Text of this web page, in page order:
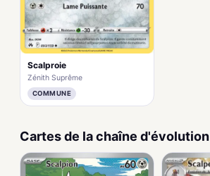
Scalproie
Zénith Suprême
COMMUNE
Cartes de la chaîne d'évolution